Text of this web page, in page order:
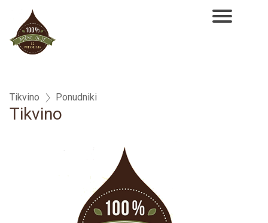
Tikvino Ponudniki
Tikvino